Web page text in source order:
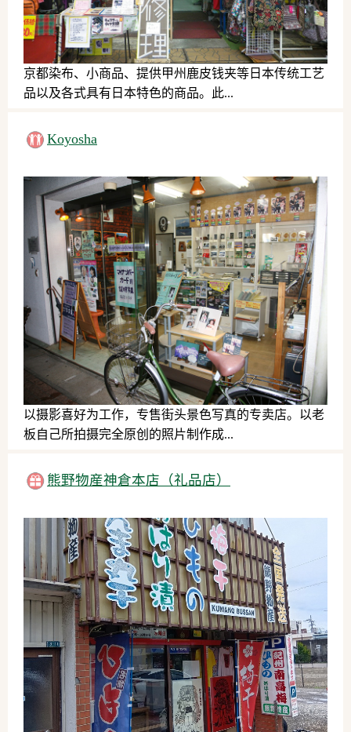
京都染布、小商品、提供甲州鹿皮钱夹等日本传统工艺
品以及各式具有日本特色的商品。此...
Koyosha
以摄影喜好为工作，专售街头景色写真的专卖店。以老
板自己所拍摄完全原创的照片制作成...
熊野物産神倉本店（礼品店）